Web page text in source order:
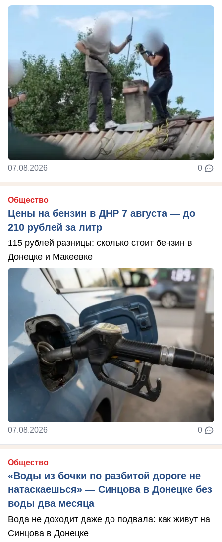
07.08.2026 0
Общество
Цены на бензин в ДНР 7 августа — до
210 рублей за литр
115 рублей разницы: сколько стоит бензин в
Донецке и Макеевке
07.08.2026 0
Общество
«Воды из бочки по разбитой дороге не
натаскаешься» — Синцова в Донецке без
воды два месяца
Вода не доходит даже до подвала: как живут на
Синцова в Донецке